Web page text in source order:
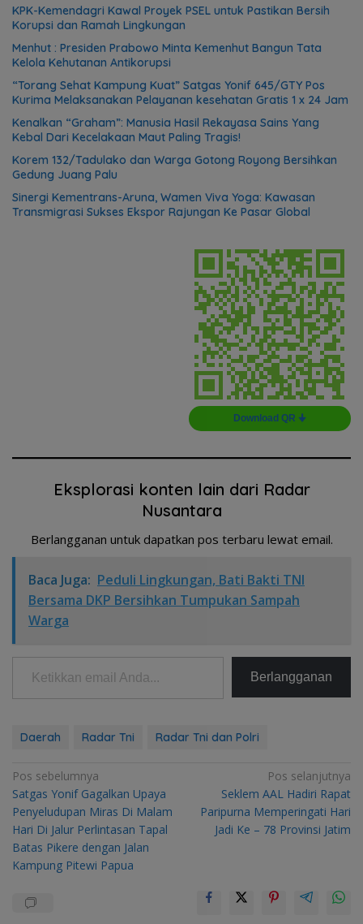
KPK-Kemendagri Kawal Proyek PSEL untuk Pastikan Bersih
Korupsi dan Ramah Lingkungan
Menhut : Presiden Prabowo Minta Kemenhut Bangun Tata
Kelola Kehutanan Antikorupsi
“Torang Sehat Kampung Kuat” Satgas Yonif 645/GTY Pos
Kurima Melaksanakan Pelayanan kesehatan Gratis 1 x 24 Jam
Kenalkan “Graham”: Manusia Hasil Rekayasa Sains Yang
Kebal Dari Kecelakaan Maut Paling Tragis!
Korem 132/Tadulako dan Warga Gotong Royong Bersihkan
Gedung Juang Palu
Sinergi Kementrans-Aruna, Wamen Viva Yoga: Kawasan
Transmigrasi Sukses Ekspor Rajungan Ke Pasar Global
Download QR 🠋
Eksplorasi konten lain dari Radar
Nusantara
Berlangganan untuk dapatkan pos terbaru lewat email.
Baca Juga: Peduli Lingkungan, Bati Bakti TNI
Bersama DKP Bersihkan Tumpukan Sampah
Warga
Ketikkan email Anda...
Berlangganan
Daerah Radar Tni Radar Tni dan Polri
Navigasi
pos
Pos sebelumnya
Satgas Yonif Gagalkan Upaya
Penyeludupan Miras Di Malam
Hari Di Jalur Perlintasan Tapal
Batas Pikere dengan Jalan
Kampung Pitewi Papua
Pos selanjutnya
Seklem AAL Hadiri Rapat
Paripurna Memperingati Hari
Jadi Ke – 78 Provinsi Jatim